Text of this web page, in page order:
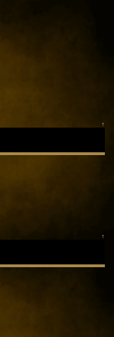
↑
↑